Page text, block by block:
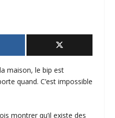
maison, le bip est
quand. C’est impossible
montrerqu’il existe des